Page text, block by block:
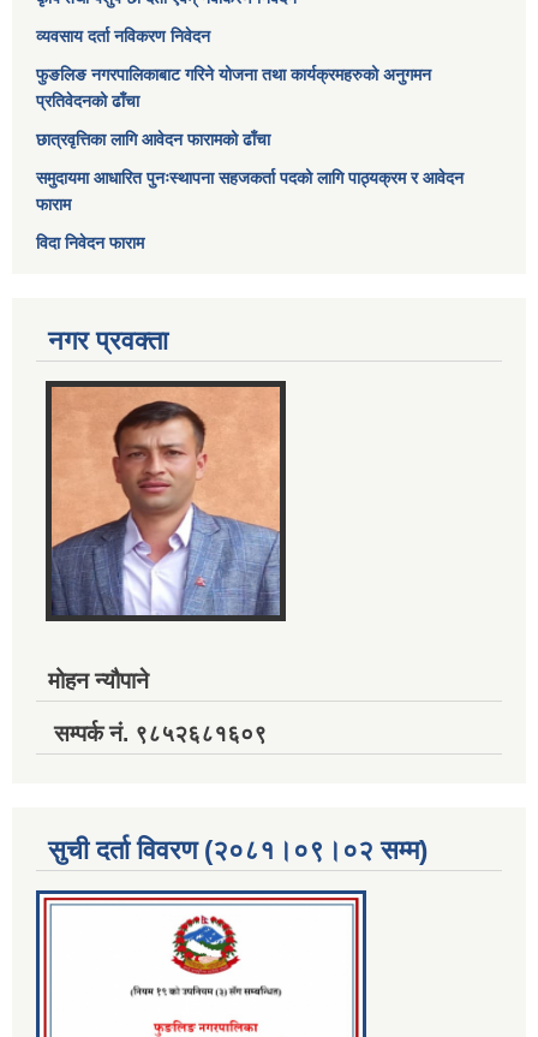
व्यवसाय दर्ता नविकरण निवेदन
फुङलिङ नगरपालिकाबाट गरिने योजना तथा कार्यक्रमहरुको अनुगमन
प्रतिवेदनको ढाँचा
छात्रवृत्तिका लागि आवेदन फारामको ढाँचा
समुदायमा आधारित पुनःस्थापना सहजकर्ता पदको लागि पाठ्यक्रम र आवेदन
फाराम
विदा निवेदन फाराम
नगर प्रवक्ता
मोहन न्यौपाने
सम्पर्क नं. ९८५२६८१६०९
सुची दर्ता विवरण (२०८१।०९।०२ सम्म)